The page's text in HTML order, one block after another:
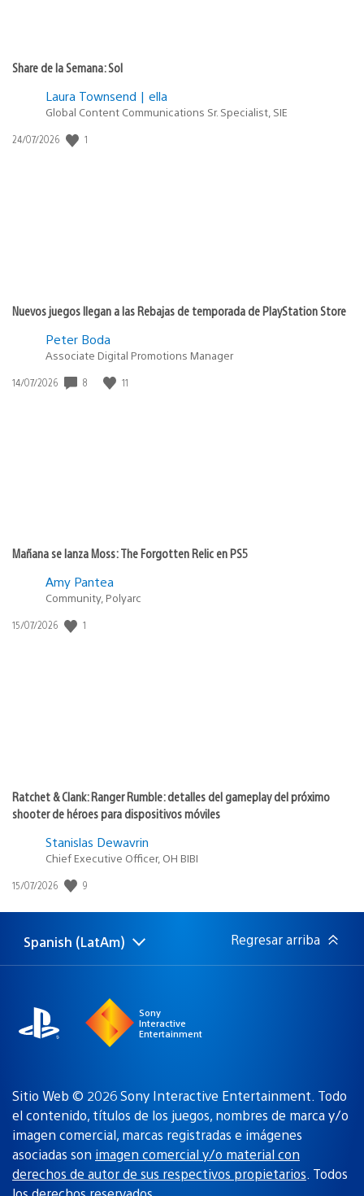
Share de la Semana: Sol
Laura Townsend | ella
Global Content Communications Sr. Specialist, SIE
Fecha
24/07/2026 1
Nuevos juegos llegan a las Rebajas de temporada de PlayStation Store
Peter Boda
Associate Digital Promotions Manager
Fecha
14/07/2026 8 11
Mañana se lanza Moss: The Forgotten Relic en PS5
Amy Pantea
Community, Polyarc
Fecha
15/07/2026 1
Ratchet & Clank: Ranger Rumble: detalles del gameplay del próximo
shooter de héroes para dispositivos móviles
Stanislas Dewavrin
Chief Executive Officer, OH BIBI
Fecha
publicación:
15/07/2026 9
Elige
una
Región
actual:
Spanish (LatAm) Regresar arriba
Sony
Interactive
Entertainment
Sitio Web © 2026 Sony Interactive Entertainment. Todo
el contenido, títulos de los juegos, nombres de marca y/o
imagen comercial, marcas registradas e imágenes
asociadas son imagen comercial y/o material con
derechos de autor de sus respectivos propietarios. Todos